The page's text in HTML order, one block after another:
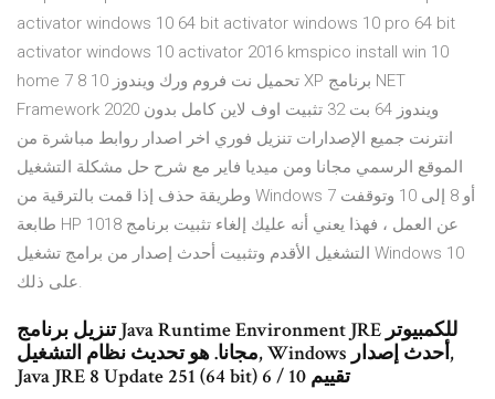
activator windows 10 64 bit activator windows 10 pro 64 bit
activator windows 10 activator 2016 kmspico install win 10
home تحميل نت فروم ورك ويندوز 10 8 7 XP برنامج NET
Framework 2020 ويندوز 64 بت 32 تثبيت اوف لاين كامل بدون
انترنت جميع الإصدارات تنزيل فوري اخر اصدار روابط مباشرة من
الموقع الرسمي مجانا ومن ميديا فاير مع شرح حل مشكلة التشغيل
وطريقة حذف إذا قمت بالترقية من Windows 7 أو 8 إلى 10 وتوقفت
طابعة HP 1018 عن العمل ، فهذا يعني أنه عليك إلغاء تثبيت برنامج
التشغيل الأقدم وتثبيت أحدث إصدار من برامج تشغيل Windows 10
على ذلك.
تنزيل برنامج Java Runtime Environment JRE للكمبيوتر
مجانا. هو تحديث نظام التشغيل, Windows أحدث إصدار,
Java JRE 8 Update 251 (64 bit) 6 / 10 تقييم